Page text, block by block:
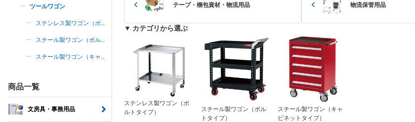
ツールワゴン
ステンレス製ワゴン（ボル
スチール製ワゴン（ボルト
スチール製ワゴン（キャビ
商品一覧
文房具・事務用品
テープ・梱包資材・物流用品 物流保管用品
▼ カテゴリから選ぶ
ステンレス製ワゴン（ボ
ルトタイプ）
スチール製ワゴン（ボル
トタイプ）
スチール製ワゴン（キャ
ビネットタイプ）